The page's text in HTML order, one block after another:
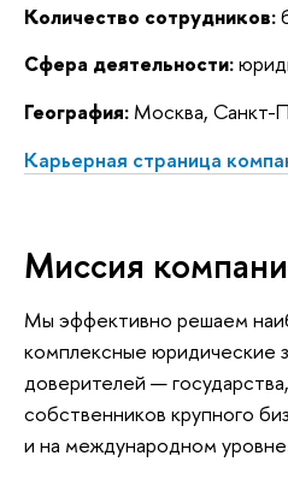
Количество сотрудников:
Сфера деятельности:
География: Москва, Санкт-
Карьерная страница
Миссия
Мы эффективно решаем
комплексные юридические
доверителей —
собственников крупного
и на международном